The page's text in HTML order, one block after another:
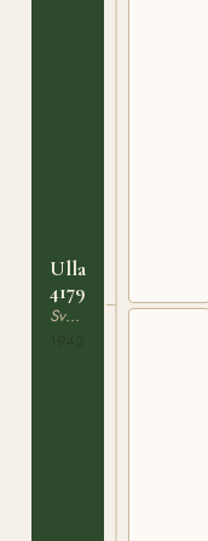
Ulla
4179
Svensk Varmblodig Ridhäst